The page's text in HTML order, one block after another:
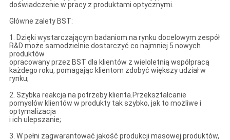
doświadczenie w pracy z produktami optycznymi.
Główne zalety BST:
1. Dzięki wystarczającym badaniom na rynku docelowym zespół
R&D może samodzielnie dostarczyć co najmniej 5 nowych
produktów
opracowany przez BST dla klientów z wieloletnią współpracą
każdego roku, pomagając klientom zdobyć większy udział w
rynku;
2. Szybka reakcja na potrzeby klienta.Przekształcanie
pomysłów klientów w produkty tak szybko, jak to możliwe i
optymalizacja
i ich ulepszanie;
3. W pełni zagwarantować jakość produkcji masowej produktów,